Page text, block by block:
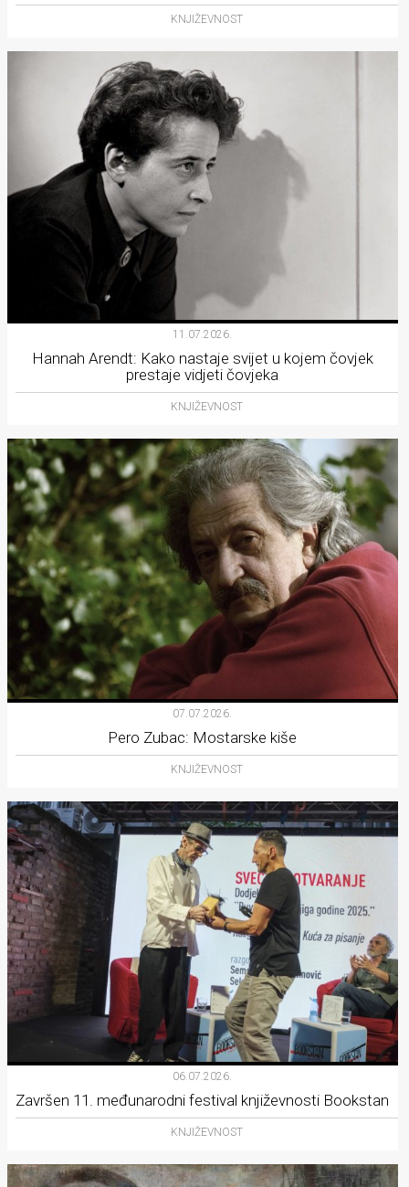
KNJIŽEVNOST
11.07.2026.
Hannah Arendt: Kako nastaje svijet u kojem čovjek
prestaje vidjeti čovjeka
KNJIŽEVNOST
07.07.2026.
Pero Zubac: Mostarske kiše
KNJIŽEVNOST
06.07.2026.
Završen 11. međunarodni festival književnosti Bookstan
KNJIŽEVNOST